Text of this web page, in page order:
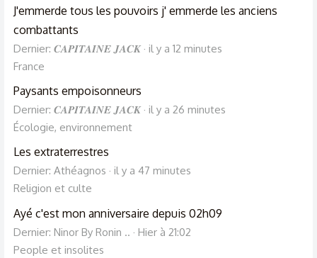
J'emmerde tous les pouvoirs j' emmerde les anciens
combattants
Dernier: 𝑪𝑨𝑷𝑰𝑻𝑨𝑰𝑵𝑬 𝑱𝑨𝑪𝑲 il y a 12 minutes
France
Paysants empoisonneurs
Dernier: 𝑪𝑨𝑷𝑰𝑻𝑨𝑰𝑵𝑬 𝑱𝑨𝑪𝑲 il y a 26 minutes
Écologie, environnement
Les extraterrestres
Dernier: Athéagnos
il y a 47 minutes
Religion et culte
Ayé c'est mon anniversaire depuis 02h09
Dernier: Ninor By Ronin ..
Hier à 21:02
People et insolites